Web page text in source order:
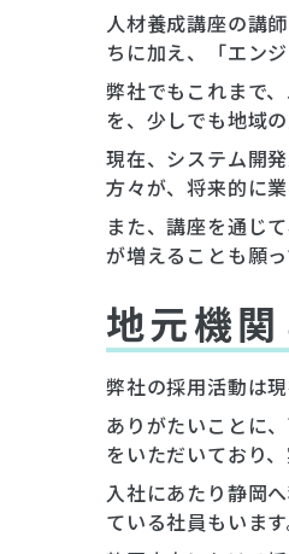
人材養成講座の講
ちに加え、「エン
弊社でもこれまで
を、少しでも地域
現在、システム開
方々が、将来的に
また、講座を通じ
が増えることも願っ
地元機
弊社の採用活動は
ありがたいことに
をいただいており
入社にあたり静岡
ている社員もいます